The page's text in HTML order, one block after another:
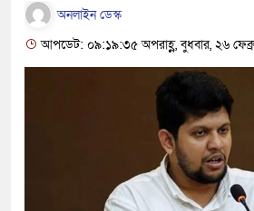
অনলাইন ডেস্ক
আপডেট: ০৯:১৯:৩৫ অপরাহ্ণ, বুধবার, ২৬